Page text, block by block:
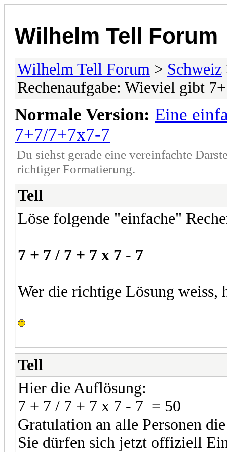
Wilhelm Tell Forum
Wilhelm Tell Forum > Schweiz
Rechenaufgabe: Wieviel gibt
Normale Version: Eine
7+7/7+7x7-7
Du siehst gerade eine vereinfachte
richtiger Formatierung.
Tell
Löse folgende "einfache"
7 + 7 / 7 + 7 x 7 - 7
Wer die richtige Lösung weiss,
Tell
Hier die Auflösung:
7 + 7 / 7 + 7 x 7 - 7 = 50
Gratulation an alle Personen
Sie dürfen sich jetzt offiziell